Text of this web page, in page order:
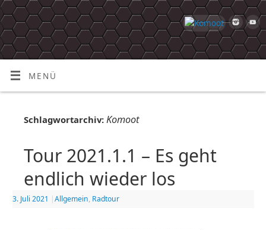
MENÜ
Schlagwortarchiv: Komoot
Tour 2021.1.1 – Es geht
endlich wieder los
3. Juli 2021 |Allgemein, Radtour